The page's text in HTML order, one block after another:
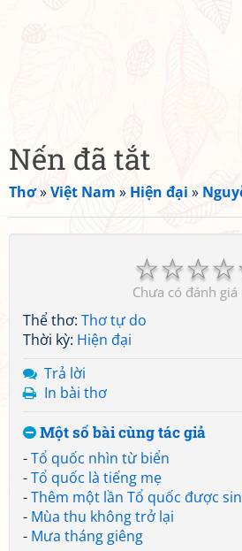
Nến đã tắt
Thơ»Việt Nam » Hiện đại »
☆
☆
☆
☆
Chưa có đánh giá
Thể thơ: Thơ tự do
Thời kỳ: Hiện đại
Trả lời
In bài thơ
Một số bài cùng tác giả
-Tổ quốc nhìn từ biển
-Tổ quốc là tiếng mẹ
-Thêm một lần Tổ quốc được
- Mùa thu không trở lại
- Mưa tháng giêng